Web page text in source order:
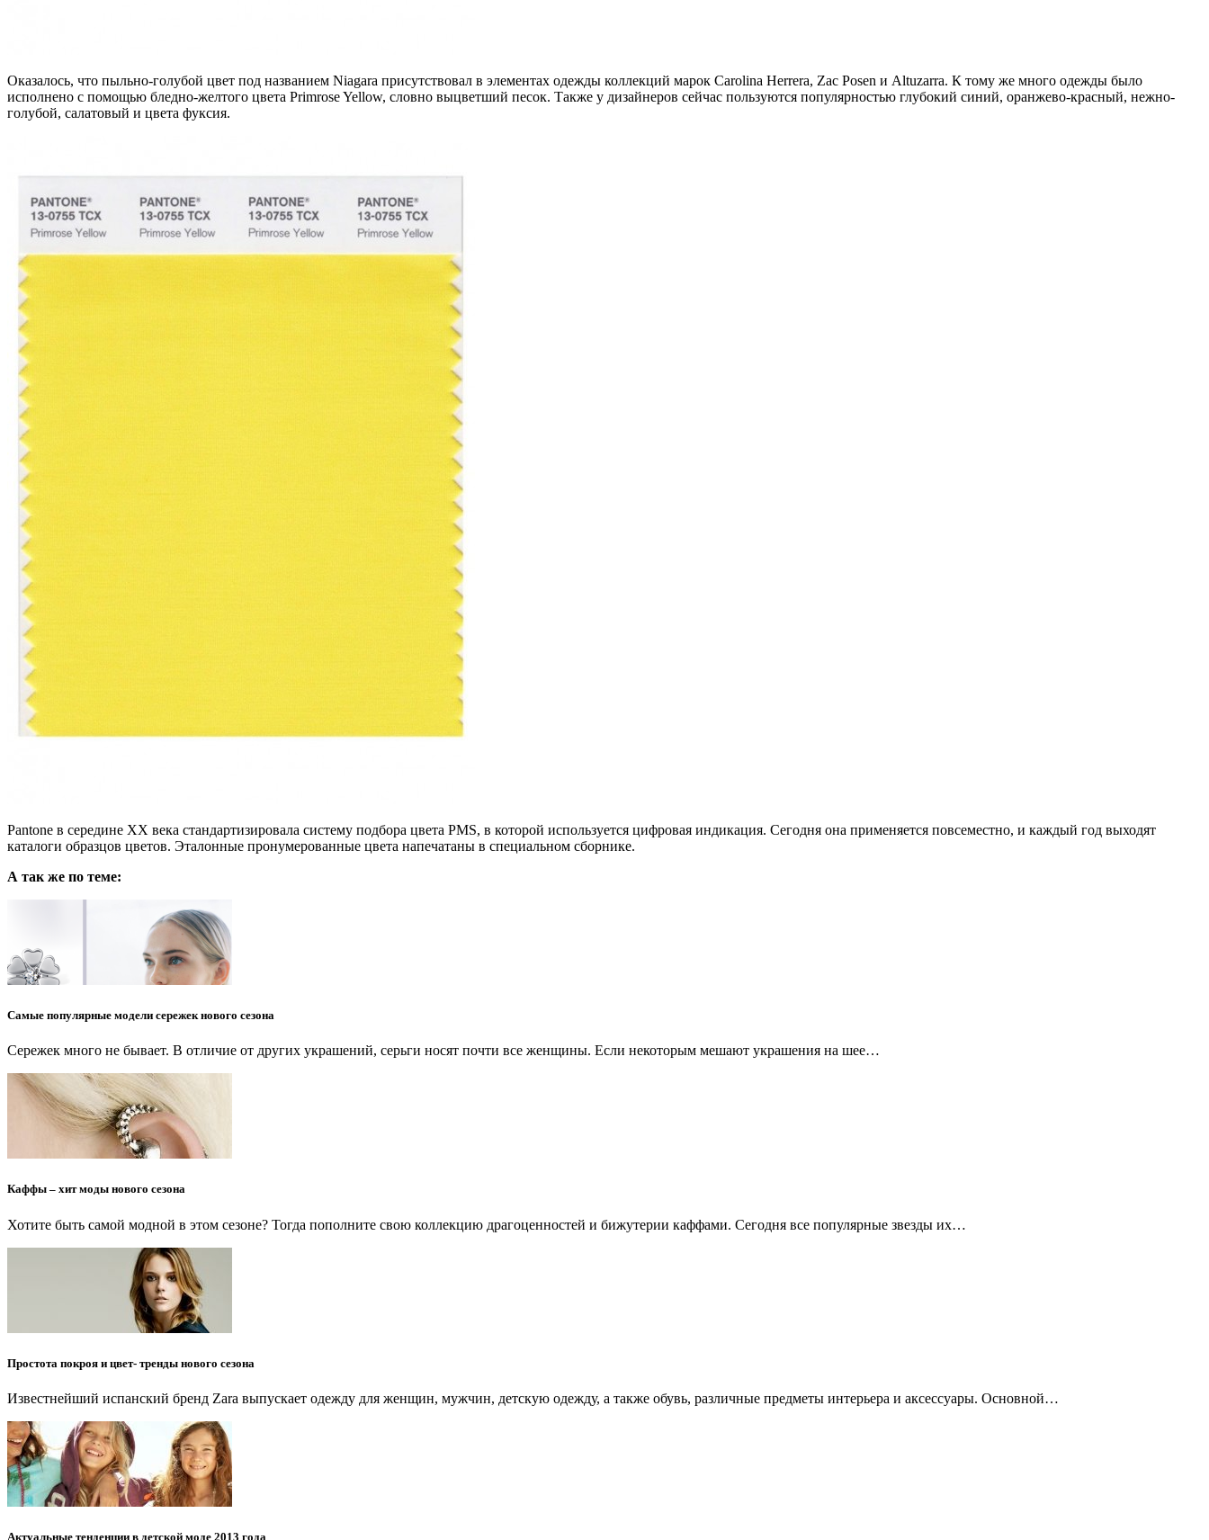
Оказалось, что пыльно-голубой цвет под названием Niagara присутствовал в элементах одежды коллекций марок Carolina Herrera, Zac Posen и Altuzarra. К тому же много одежды было
исполнено с помощью бледно-желтого цвета Primrose Yellow, словно выцветший песок. Также у дизайнеров сейчас пользуются популярностью глубокий синий, оранжево-красный, нежно-
голубой, салатовый и цвета фуксия.
Pantone в середине XX века стандартизировала систему подбора цвета PMS, в которой используется цифровая индикация. Сегодня она применяется повсеместно, и каждый год выходят
каталоги образцов цветов. Эталонные пронумерованные цвета напечатаны в специальном сборнике.
А так же по теме:
Самые популярные модели сережек нового сезона
Сережек много не бывает. В отличие от других украшений, серьги носят почти все женщины. Если некоторым мешают украшения на шее…
Каффы – хит моды нового сезона
Хотите быть самой модной в этом сезоне? Тогда пополните свою коллекцию драгоценностей и бижутерии каффами. Сегодня все популярные звезды их…
Простота покроя и цвет- тренды нового сезона
Известнейший испанский бренд Zara выпускает одежду для женщин, мужчин, детскую одежду, а также обувь, различные предметы интерьера и аксессуары. Основной…
Актуальные тенденции в детской моде 2013 года